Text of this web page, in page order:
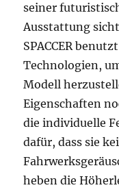
seiner
Ausstattung
SPACCER
Technologien,
Modell
Eigenschaften
die individuelle
dafür, dass sie
heben die